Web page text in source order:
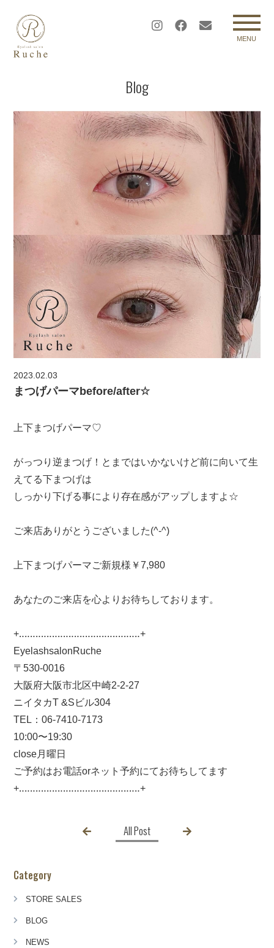
MENU
Blog
2023.02.03
まつげパーマbefore/after☆
上下まつげパーマ♡
がっつり逆まつげ！とまではいかないけど前に向いて生
えてる下まつげは
しっかり下げる事により存在感がアップしますよ☆
ご来店ありがとうございました(^-^)
上下まつげパーマご新規様￥7,980
あなたのご来店を心よりお待ちしております。
+‥‥‥‥‥‥‥‥‥‥‥‥‥‥‥‥‥‥‥‥‥‥+
EyelashsalonRuche
〒530-0016
大阪府大阪市北区中崎2-2-27
ニイタカT &Sビル304
TEL：06-7410-7173
10:00〜19:30
close月曜日
ご予約はお電話orネット予約にてお待ちしてます
+‥‥‥‥‥‥‥‥‥‥‥‥‥‥‥‥‥‥‥‥‥‥+
All Post
Category
STORE SALES
BLOG
NEWS